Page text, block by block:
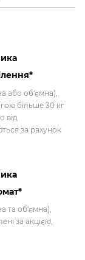
або об'ємна),
більше 30 кг
від
за рахунок
та об'ємна),
за акцією,